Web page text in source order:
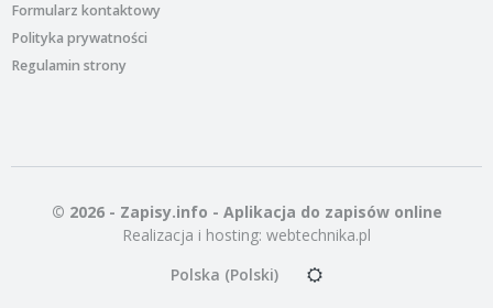
Formularz kontaktowy
Polityka prywatności
Regulamin strony
© 2026 - Zapisy.info - Aplikacja do zapisów online
Realizacja i hosting: webtechnika.pl
Polska (Polski)